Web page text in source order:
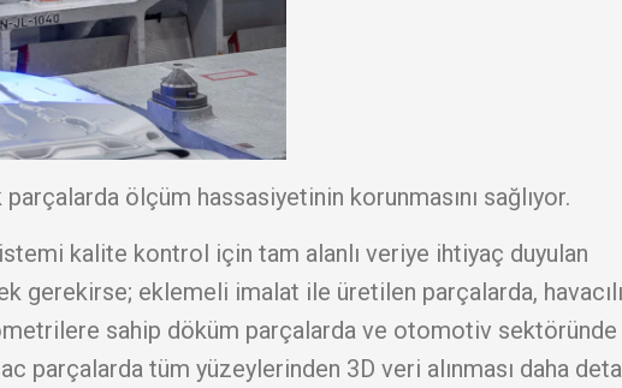
ölçüm hassasiyetinin korunmasını sağlıyor.
kalite kontrol için tam alanlı veriye ihtiyaç duyulan
gerekirse; eklemeli imalat ile üretilen parçalarda,
sahip döküm parçalarda ve otomotiv sektöründe
parçalarda tüm yüzeylerinden 3D veri alınması daha